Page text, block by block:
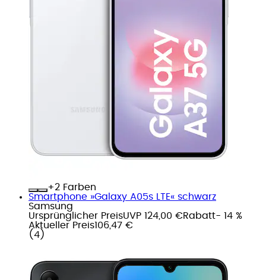
+
Farben
Smartphone »Galaxy A05s LTE« schwarz
Samsung
Ursprünglicher PreisUVP 124,00 €Rabatt- 14 %
Aktueller Preis106,47 €
( 4 )